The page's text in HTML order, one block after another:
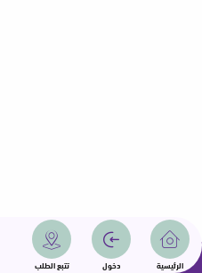
الرئيسية دخول تتبع الطلب
جميع الحقوق محفوظة | سمامة 2025